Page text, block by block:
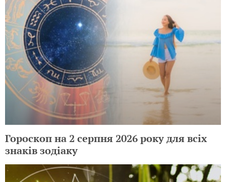
Гороскоп на 2 серпня 2026 року для всіх
знаків зодіаку